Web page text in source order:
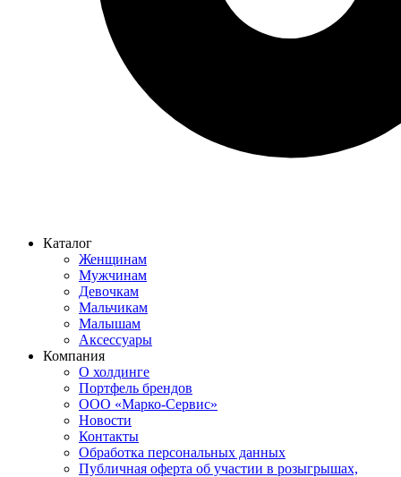
Каталог
Женщинам
Мужчинам
Девочкам
Мальчикам
Малышам
Аксессуары
Компания
О холдинге
Портфель брендов
ООО «Марко-Сервис»
Новости
Контакты
Обработка персональных данных
Публичная оферта об участии в розыгрышах,